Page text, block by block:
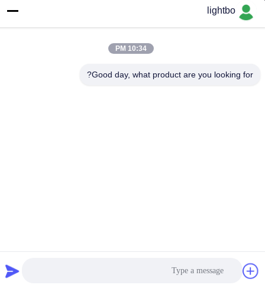
آدرس کارخانه
lightbo
10:34 PM
Good day, what product are you looking for?